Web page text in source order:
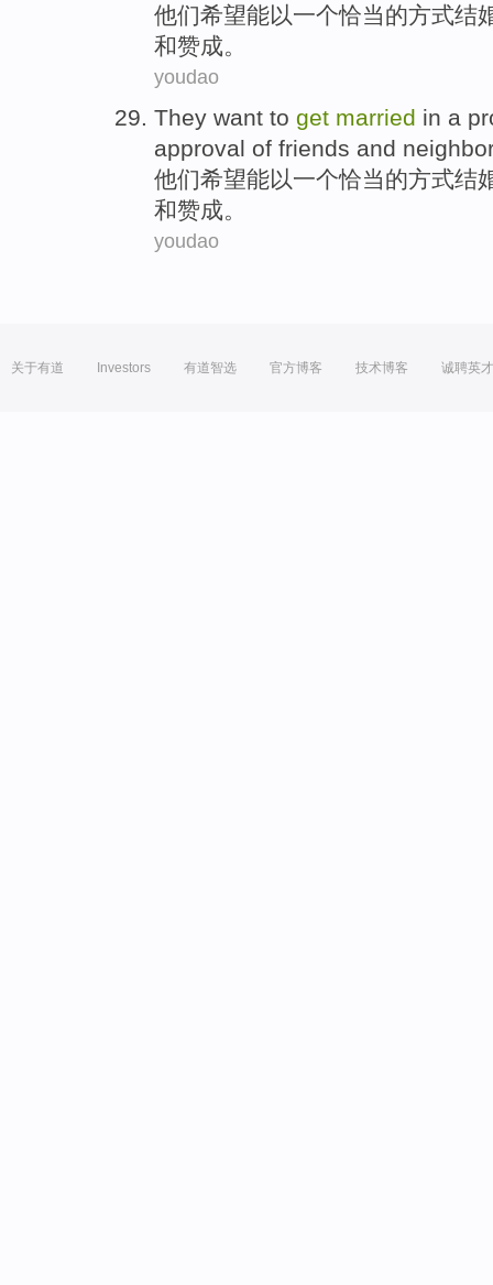
他们希望能以一个恰当的方式结
和赞成 。
youdao
They want to get married in a
approval of friends and
他们希望能以一个恰当的方式结
和赞成。
youdao
关于有道 Investors 有道智选 官方博客 技术博客 诚聘英才